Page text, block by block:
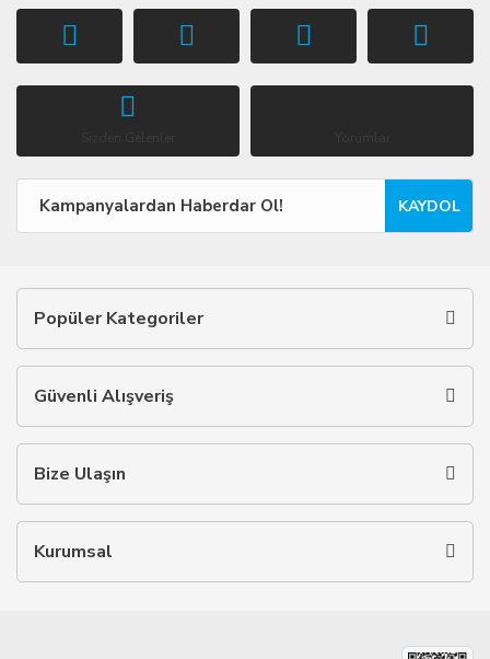
KAYDOL
Popüler Kategoriler
Güvenli Alışveriş
Bize Ulaşın
Kurumsal